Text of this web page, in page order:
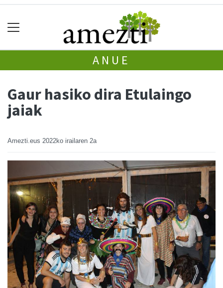
ANUE
Gaur hasiko dira Etulaingo
jaiak
Amezti.eus 2022ko irailaren 2a